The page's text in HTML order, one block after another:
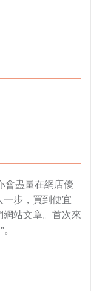
會盡量在網店優
步，買到便宜
站文章。首次來
"。